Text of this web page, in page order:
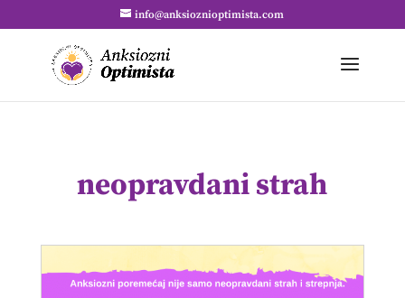
info@anksioznioptimista.com
neopravdani strah